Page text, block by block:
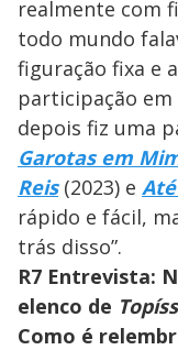
realmente com
todo mundo
figuração fixa e
participação em
depois fiz uma
Garotas em
Reis(2023) e
rápido e fácil,
trás disso”.
R7 Entrevista:
elenco de
Como é